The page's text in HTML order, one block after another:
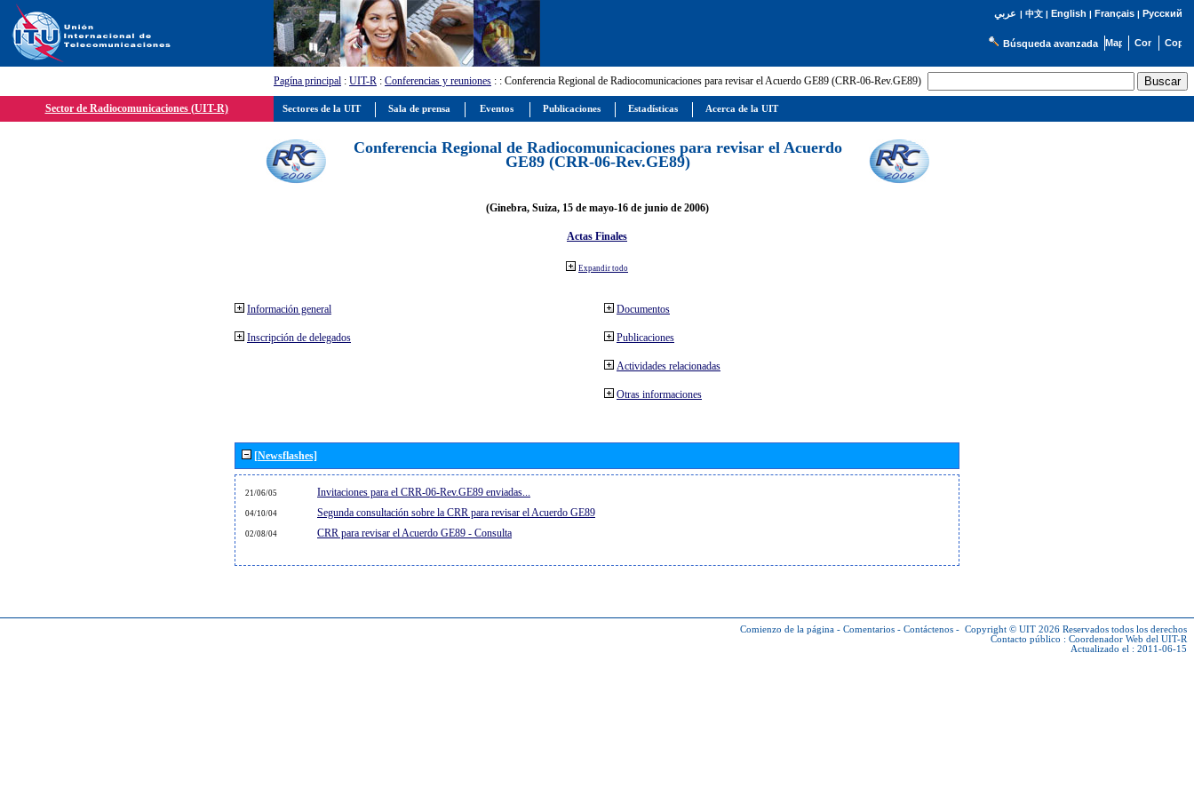
عربي | 中文| English | Français| Русский
Búsqueda avanzada
Pagína principal : UIT-R : Conferencias y reuniones : : Conferencia Regional de Radiocomunicaciones para revisar el Acuerdo GE89 (CRR-06-Rev.GE89)
Sector de Radiocomunicaciones (UIT-R)
Conferencia Regional de Radiocomunicaciones para revisar el Acuerdo
GE89 (CRR-06-Rev.GE89)
(Ginebra, Suiza, 15 de mayo-16 de junio de 2006)
Actas Finales
Expandir todo
Información general
Inscripción de delegados
Documentos
Publicaciones
Actividades relacionadas
Otras informaciones
[Newsflashes]
21/06/05 Invitaciones para el CRR-06-Rev.GE89 enviadas...
04/10/04 Segunda consultación sobre la CRR para revisar el Acuerdo GE89
02/08/04 CRR para revisar el Acuerdo GE89 - Consulta
Comienzo de la página - Comentarios - Contáctenos - Copyright © UIT 2026 Reservados todos los derechos
Contacto público : Coordenador Web del UIT-R
Actualizado el : 2011-06-15
Sectores de la UIT Sala de prensa Eventos Publicaciones Estadísticas Acerca de la UIT